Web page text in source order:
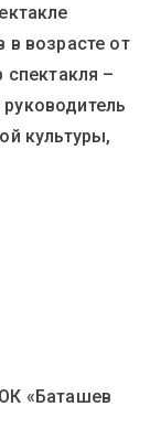
в возрасте от
–
культуры,
«Баташев